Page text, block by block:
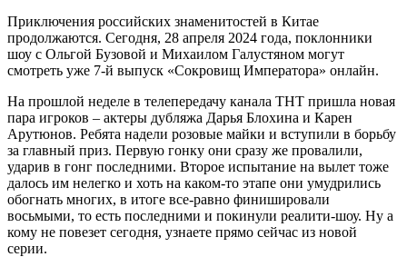
Приключения российских знаменитостей в Китае
продолжаются. Сегодня, 28 апреля 2024 года, поклонники
шоу с Ольгой Бузовой и Михаилом Галустяном могут
смотреть уже 7-й выпуск «Сокровищ Императора» онлайн.
На прошлой неделе в телепередачу канала ТНТ пришла новая
пара игроков – актеры дубляжа Дарья Блохина и Карен
Арутюнов. Ребята надели розовые майки и вступили в борьбу
за главный приз. Первую гонку они сразу же провалили,
ударив в гонг последними. Второе испытание на вылет тоже
далось им нелегко и хоть на каком-то этапе они умудрились
обогнать многих, в итоге все-равно финишировали
восьмыми, то есть последними и покинули реалити-шоу. Ну а
кому не повезет сегодня, узнаете прямо сейчас из новой
серии.